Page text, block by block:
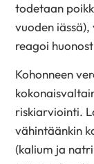
todetaan
vuoden
reagoi
Kohonneen
riskiarviointi.
vähintäänkin
(kalium ja